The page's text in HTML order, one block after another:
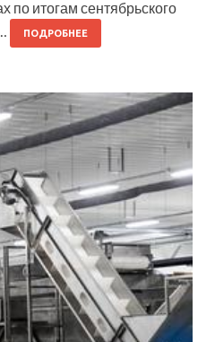
по итогам сентябрьского
ПОДРОБНЕЕ